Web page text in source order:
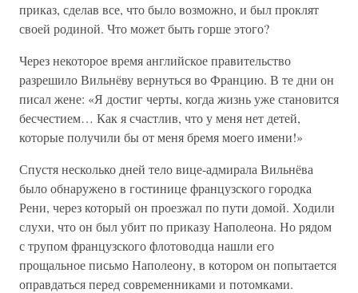
приказ, сделав все, что было возможно, и был проклят
своей родиной. Что может быть горше этого?
Через некоторое время английское правительство
разрешило Вильнёву вернуться во Францию. В те дни он
писал жене: «Я достиг черты, когда жизнь уже становится
бесчестием… Как я счастлив, что у меня нет детей,
которые получили бы от меня бремя моего имени!»
Спустя несколько дней тело вице-адмирала Вильнёва
было обнаружено в гостинице французского городка
Рени, через который он проезжал по пути домой. Ходили
слухи, что он был убит по приказу Наполеона. Но рядом
с трупом французского флотоводца нашли его
прощальное письмо Наполеону, в котором он попытается
оправдаться перед современниками и потомками.